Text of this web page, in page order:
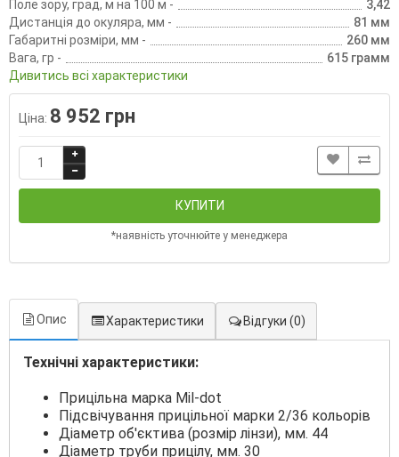
Поле зору, град, м на 100 м -
3,42
Дистанція до окуляра, мм -
81 мм
Габаритні розміри, мм -
260 мм
Вага, гр -
615 грамм
Дивитись всі характеристики
Ціна: 8 952 грн
КУПИТИ
*наявність уточнюйте у менеджера
Опис Характеристики Відгуки (0)
Технічні характеристики:
Прицільна марка Mil-dot
Підсвічування прицільної марки 2/36 кольорів
Діаметр об'єктива (розмір лінзи), мм. 44
Діаметр труби прицілу, мм. 30